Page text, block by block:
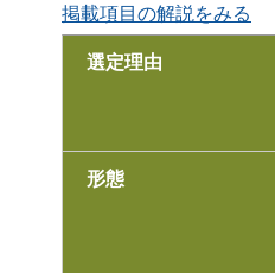
掲載項目の解説をみる
選定理由
形態